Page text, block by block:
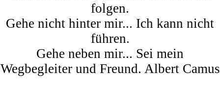
folgen.
Gehe nicht hinter mir... Ich kann nicht
führen.
Gehe neben mir... Sei mein
Wegbegleiter und Freund. Albert Camus